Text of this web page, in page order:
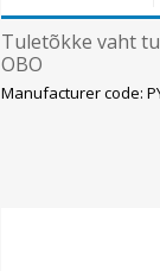
Tuletõkke vaht
OBO
Manufacturer code: